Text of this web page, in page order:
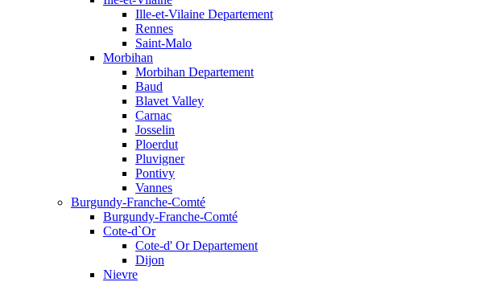
Ille-et-Vilaine Departement
Rennes
Saint-Malo
Morbihan
Morbihan Departement
Baud
Blavet Valley
Carnac
Josselin
Ploerdut
Pluvigner
Pontivy
Vannes
Burgundy-Franche-Comté
Burgundy-Franche-Comté
Cote-d`Or
Cote-d' Or Departement
Dijon
Nievre